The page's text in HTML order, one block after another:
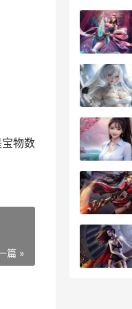
物数
篇 »